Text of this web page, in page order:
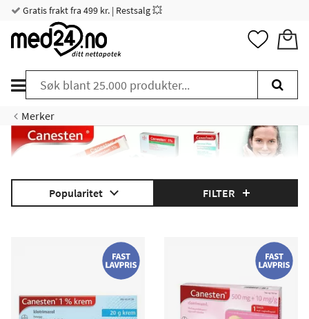
Gratis frakt fra 499 kr. | Restsalg 💥
Merker
Canesten er et reseptfritt legemiddel til behandling av
underlivsbetennelse. Her finner du vårt brede utvalg av
Popularitet FILTER